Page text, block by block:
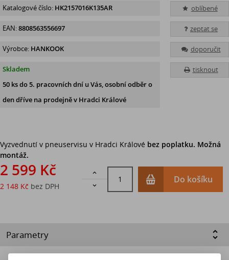
oblíbené
zeptat se
doporučit
tisknout
Katalogové číslo: HK2157016K135AR
EAN:8808563556697
Výrobce: HANKOOK
Skladem
50 ksdo 5. pracovních dní u Vás, osobní odběr o
den dříve na prodejněv Hradci Králové
Vyzvednutí v pneuservisu v Hradci Králové bez poplatku. Možná
montáž.
2 599 Kč
2 148 Kč bez DPH


Do košíku
Parametry